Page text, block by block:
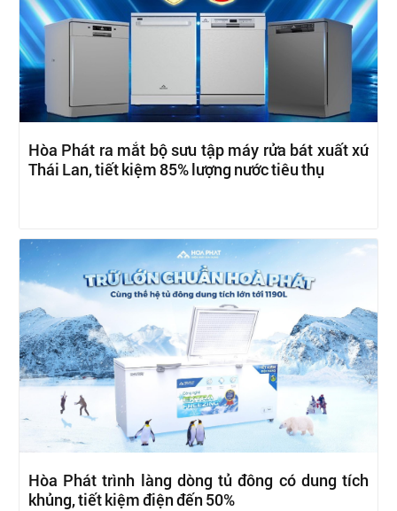
Hòa Phát ra mắt bộ sưu tập máy rửa bát xuất xứ
Thái Lan, tiết kiệm 85% lượng nước tiêu thụ
Hòa Phát trình làng dòng tủ đông có dung tích
khủng, tiết kiệm điện đến 50%